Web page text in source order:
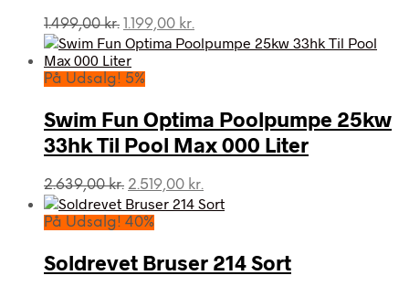
1.499,00kr. Den
oprindelige
pris
var:
1.199,00 kr.
aktuelle
På Udsalg! 5%
Swim Fun Optima Poolpumpe 25kw
33hk Til Pool Max 000 Liter
2.639,00kr. Den
oprindelige
pris
2.639,00 kr..
2.519,00 kr.
aktuelle
2.519,00 kr..
På Udsalg! 40%
Soldrevet Bruser 214 Sort